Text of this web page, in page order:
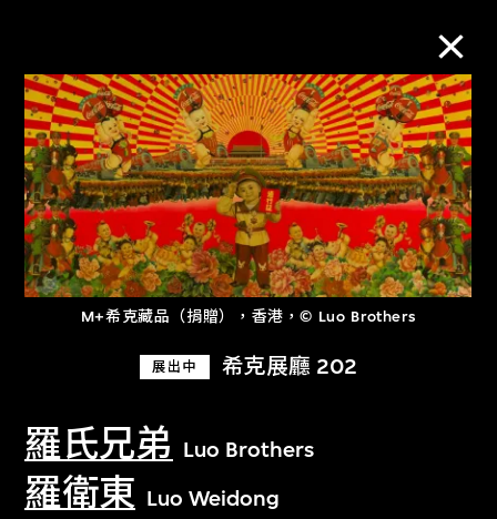
M+希克藏品（捐贈），香港，© Luo Brothers
展出中 希克展廳 202
羅氏兄弟 Luo Brothers
羅衛東 Luo Weidong
M+藏品
進一步篩選 搜索
關於M+藏品
文化藏品。